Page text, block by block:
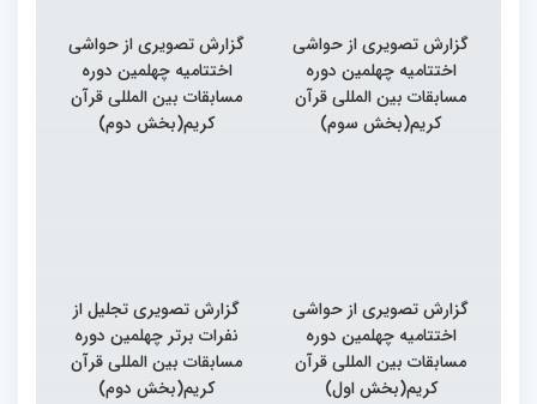
گزارش تصویری از حواشی
اختتامیه چهلمین دوره
مسابقات بین المللی قرآن
کریم(بخش سوم)
گزارش تصویری از حواشی
اختتامیه چهلمین دوره
مسابقات بین المللی قرآن
کریم(بخش دوم)
گزارش تصویری از حواشی
اختتامیه چهلمین دوره
مسابقات بین المللی قرآن
کریم(بخش اول)
گزارش تصویری تجلیل از
نفرات برتر چهلمین دوره
مسابقات بین المللی قرآن
کریم(بخش دوم)